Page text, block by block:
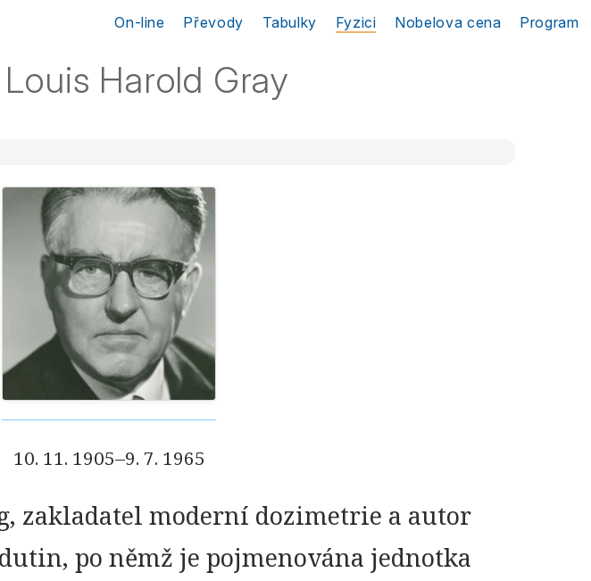
Louis Harold Gray
10. 11. 1905–9. 7. 1965
zakladatel moderní dozimetrie a autor
po němž je pojmenována jednotka
On-line Převody Tabulky Fyzici Nobelova cena Program